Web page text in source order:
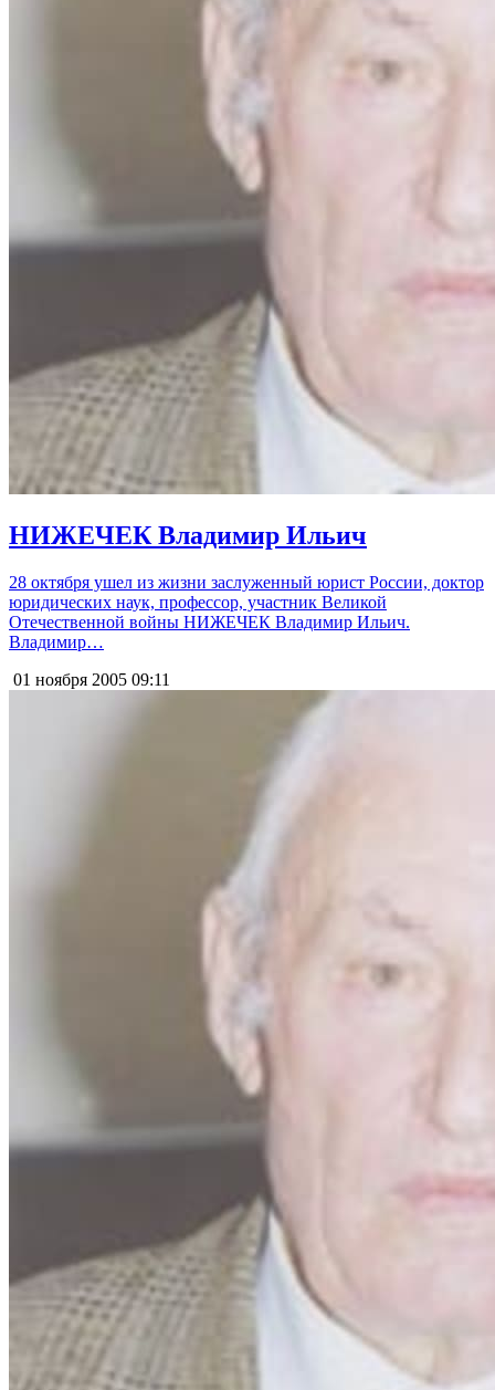
НИЖЕЧЕК Владимир Ильич
28 октября ушел из жизни заслуженный юрист России, доктор
юридических наук, профессор, участник Великой
Отечественной войны НИЖЕЧЕК Владимир Ильич.
Владимир…
01 ноября 2005 09:11